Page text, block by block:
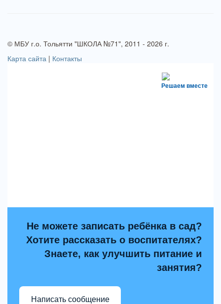
© МБУ г.о. Тольятти "ШКОЛА №71", 2011 - 2026 г.
Карта сайта | Контакты
Решаем вместе
Не можете записать ребёнка в сад?
Хотите рассказать о воспитателях?
Знаете, как улучшить питание и
занятия?
Написать сообщение